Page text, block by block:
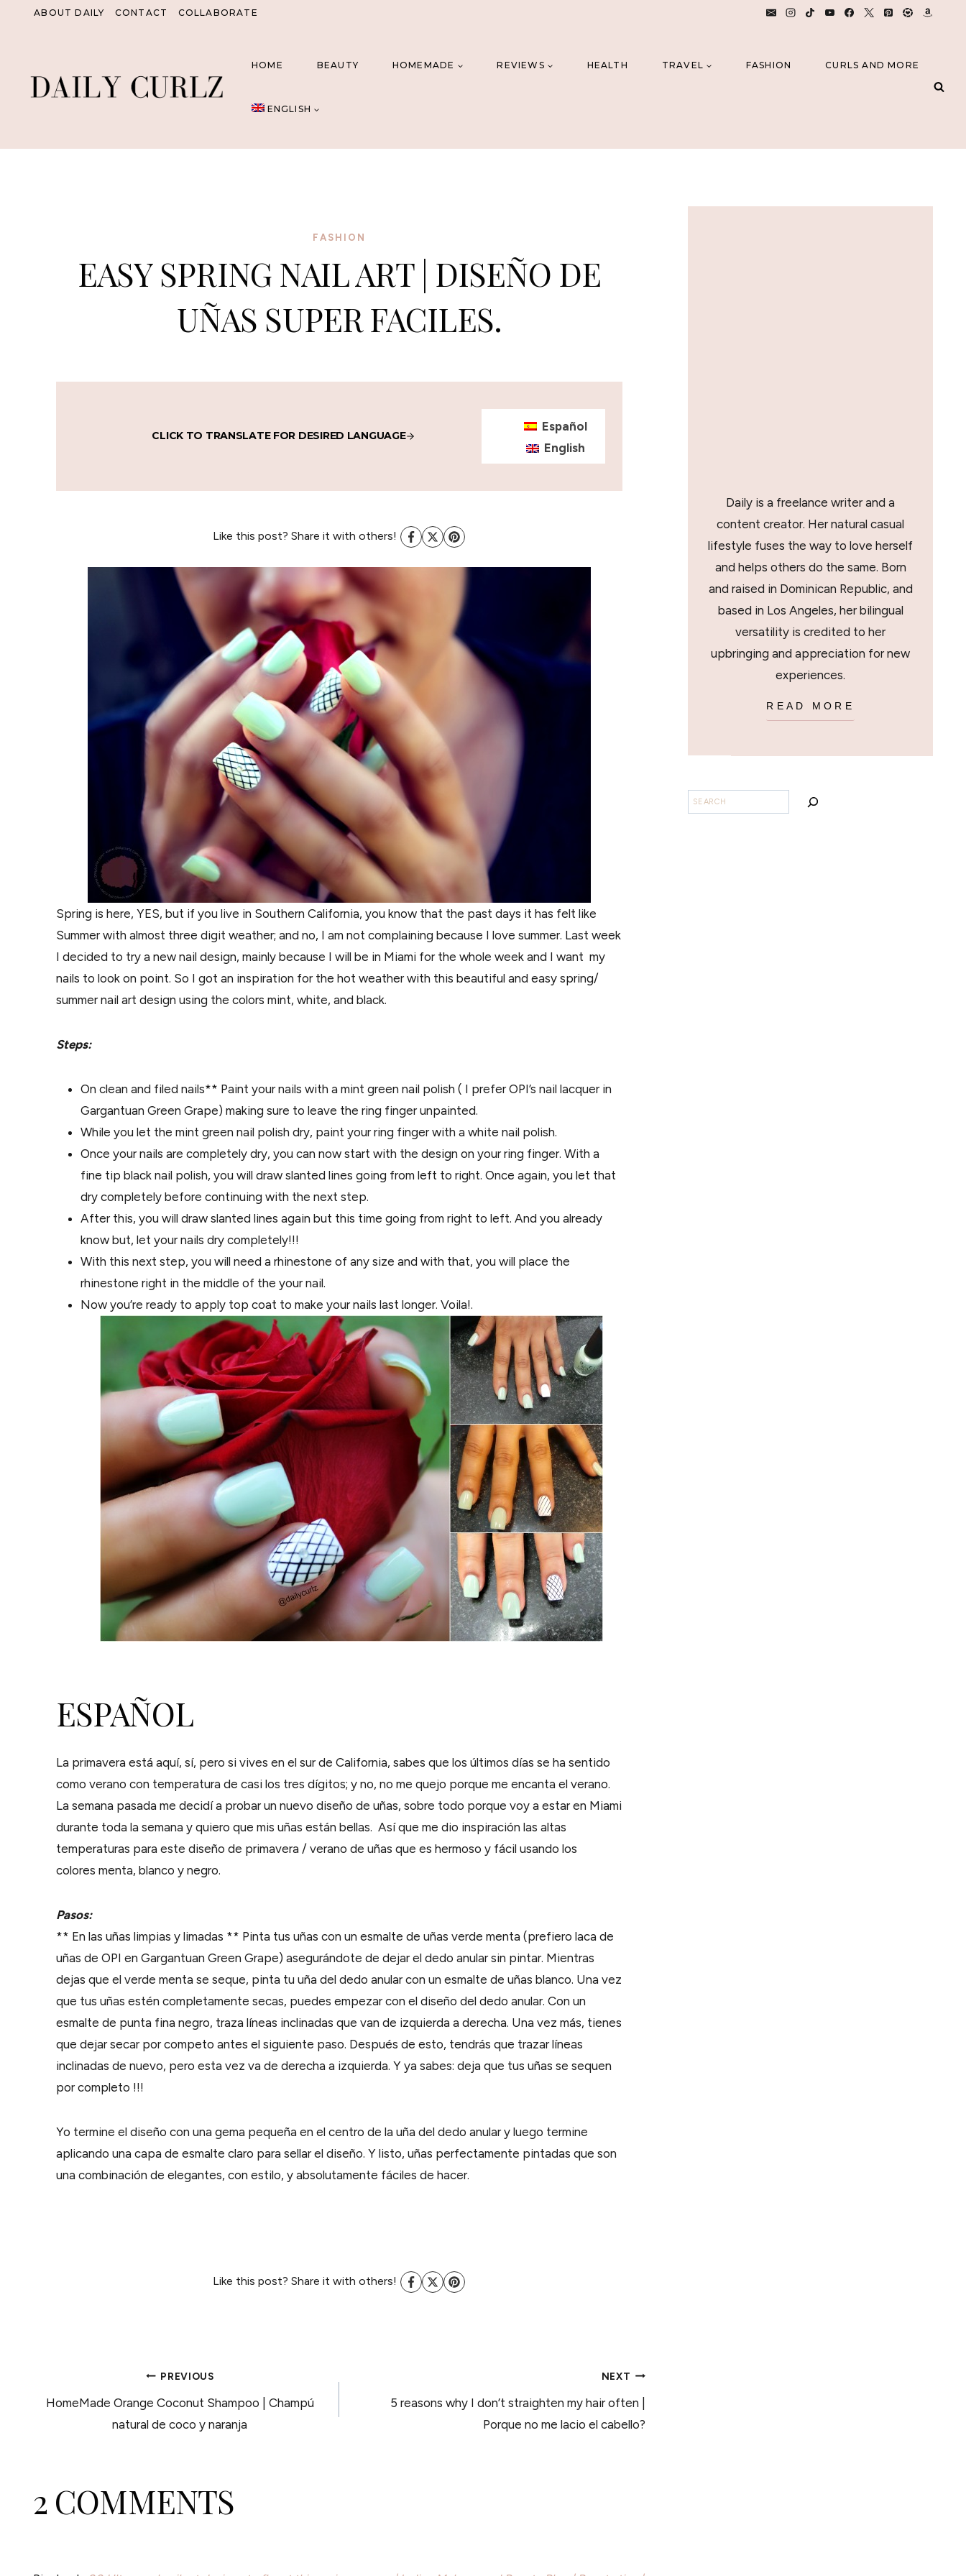
ABOUT DAILY CONTACT COLLABORATE
HOME BEAUTY HOMEMADE REVIEWS HEALTH TRAVEL FASHION CURLS AND MORE
ENGLISH
FASHION
EASY SPRING NAIL ART | DISEÑO DE
UÑAS SUPER FACILES.
CLICK TO TRANSLATE FOR DESIRED LANGUAGE
Español
English
Like this post? Share it with others!
Spring is here, YES, but if you live in Southern California, you know that the past days it has felt like
Summer with almost three digit weather; and no, I am not complaining because I love summer. Last week
I decided to try a new nail design, mainly because I will be in Miami for the whole week and I want my
nails to look on point. So I got an inspiration for the hot weather with this beautiful and easy spring/
summer nail art design using the colors mint, white, and black.
Steps:
On clean and filed nails** Paint your nails with a mint green nail polish ( I prefer OPI’s nail lacquer in
Gargantuan Green Grape) making sure to leave the ring finger unpainted.
While you let the mint green nail polish dry, paint your ring finger with a white nail polish.
Once your nails are completely dry, you can now start with the design on your ring finger. With a
fine tip black nail polish, you will draw slanted lines going from left to right. Once again, you let that
dry completely before continuing with the next step.
After this, you will draw slanted lines again but this time going from right to left. And you already
know but, let your nails dry completely!!!
With this next step, you will need a rhinestone of any size and with that, you will place the
rhinestone right in the middle of the your nail.
Now you’re ready to apply top coat to make your nails last longer. Voila!.
ESPAÑOL
La primavera está aquí, sí, pero si vives en el sur de California, sabes que los últimos días se ha sentido
como verano con temperatura de casi los tres dígitos; y no, no me quejo porque me encanta el verano.
La semana pasada me decidí a probar un nuevo diseño de uñas, sobre todo porque voy a estar en Miami
durante toda la semana y quiero que mis uñas están bellas. Así que me dio inspiración las altas
temperaturas para este diseño de primavera / verano de uñas que es hermoso y fácil usando los
colores menta, blanco y negro.
Pasos:
** En las uñas limpias y limadas ** Pinta tus uñas con un esmalte de uñas verde menta (prefiero laca de
uñas de OPI en Gargantuan Green Grape) asegurándote de dejar el dedo anular sin pintar. Mientras
dejas que el verde menta se seque, pinta tu uña del dedo anular con un esmalte de uñas blanco. Una vez
que tus uñas estén completamente secas, puedes empezar con el diseño del dedo anular. Con un
esmalte de punta fina negro, traza líneas inclinadas que van de izquierda a derecha. Una vez más, tienes
que dejar secar por competo antes el siguiente paso. Después de esto, tendrás que trazar líneas
inclinadas de nuevo, pero esta vez va de derecha a izquierda. Y ya sabes: deja que tus uñas se sequen
por completo !!!
Yo termine el diseño con una gema pequeña en el centro de la uña del dedo anular y luego termine
aplicando una capa de esmalte claro para sellar el diseño. Y listo, uñas perfectamente pintadas que son
una combinación de elegantes, con estilo, y absolutamente fáciles de hacer.
Like this post? Share it with others!
NAVIGATION
PREVIOUS
HomeMade Orange Coconut Shampoo | Champú
natural de coco y naranja
NEXT
5 reasons why I don’t straighten my hair often |
Porque no me lacio el cabello?
2 COMMENTS
Daily is a freelance writer and a
content creator. Her natural casual
lifestyle fuses the way to love herself
and helps others do the same. Born
and raised in Dominican Republic, and
based in Los Angeles, her bilingual
versatility is credited to her
upbringing and appreciation for new
experiences.
READ MORE